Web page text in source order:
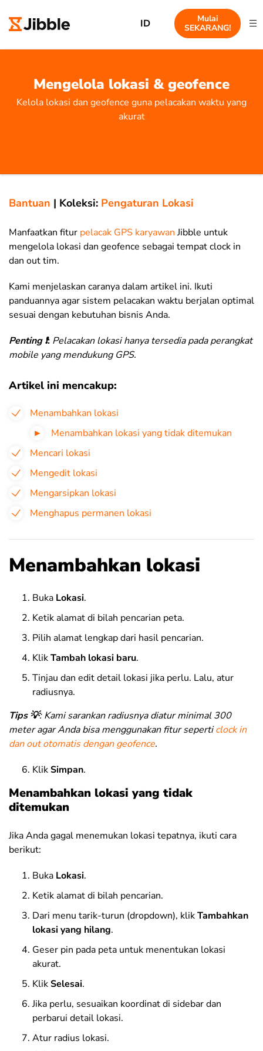
ID
Mulai
SEKARANG!
Mengelola lokasi & geofence
Kelola lokasi dan geofence guna pelacakan waktu yang
akurat
Bantuan | Koleksi: Pengaturan Lokasi
Manfaatkan fitur pelacak GPS karyawanJibble untuk
mengelola lokasi dan geofence sebagai tempat clock in
dan out tim.
Kami menjelaskan caranya dalam artikel ini. Ikuti
panduannya agar sistem pelacakan waktu berjalan optimal
sesuai dengan kebutuhan bisnis Anda.
Penting ❗️: Pelacakan lokasi hanya tersedia pada perangkat
mobile yang mendukung GPS.
Artikel ini mencakup:
Menambahkan lokasi
Menambahkan lokasi yang tidak ditemukan
Mencari lokasi
Mengedit lokasi
Mengarsipkan lokasi
Menghapus permanen lokasi
Menambahkan lokasi
Buka Lokasi.
Ketik alamat di bilah pencarian peta.
Pilih alamat lengkap dari hasil pencarian.
KlikTambah lokasi baru.
Tinjau dan edit detail lokasi jika perlu. Lalu, atur
radiusnya.
Tips 💡: Kami sarankan radiusnya diatur minimal 300
meter agar Anda bisa menggunakan fitur seperticlock in
dan out otomatis dengan geofence.
KlikSimpan.
Menambahkan lokasi yang tidak
ditemukan
Jika Anda gagal menemukan lokasi tepatnya, ikuti cara
berikut:
Buka Lokasi.
Ketik alamat di bilah pencarian.
Dari menu tarik-turun (dropdown), klikTambahkan
lokasi yang hilang.
Geser pin pada peta untuk menentukan lokasi
akurat.
KlikSelesai.
Jika perlu, sesuaikan koordinat di sidebar dan
perbarui detail lokasi.
Atur radius lokasi.